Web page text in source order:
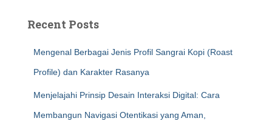
Recent Posts
Mengenal Berbagai Jenis Profil Sangrai Kopi (Roast
Profile) dan Karakter Rasanya
Menjelajahi Prinsip Desain Interaksi Digital: Cara
Membangun Navigasi Otentikasi yang Aman,